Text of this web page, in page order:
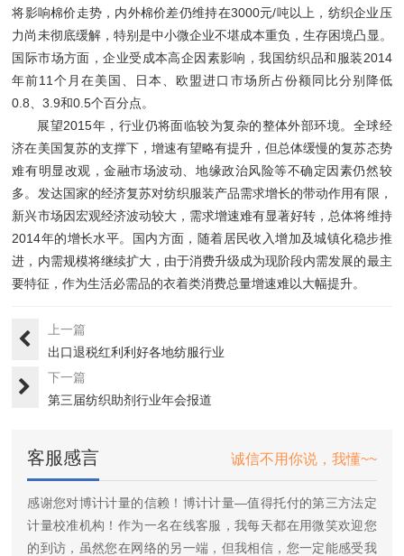
将影响棉价走势，内外棉价差仍维持在3000元/吨以上，纺织企业压
力尚未彻底缓解，特别是中小微企业不堪成本重负，生存困境凸显。
国际市场方面，企业受成本高企因素影响，我国纺织品和服装2014
年前11个月在美国、日本、欧盟进口市场所占份额同比分别降低
0.8、3.9和0.5个百分点。
展望2015年，行业仍将面临较为复杂的整体外部环境。全球经
济在美国复苏的支撑下，增速有望略有提升，但总体缓慢的复苏态势
难有明显改观，金融市场波动、地缘政治风险等不确定因素仍然较
多。发达国家的经济复苏对纺织服装产品需求增长的带动作用有限，
新兴市场因宏观经济波动较大，需求增速难有显著好转，总体将维持
2014年的增长水平。国内方面，随着居民收入增加及城镇化稳步推
进，内需规模将继续扩大，由于消费升级成为现阶段内需发展的最主
要特征，作为生活必需品的衣着类消费总量增速难以大幅提升。
上一篇
出口退税红利利好各地纺服行业
下一篇
第三届纺织助剂行业年会报道
客服感言 诚信不用你说，我懂~~
感谢您对博计计量的信赖！博计计量—值得托付的第三方法定
计量校准机构！作为一名在线客服，我每天都在用微笑欢迎您
的到访，虽然您在网络的另一端，但我相信，您一定能感受我